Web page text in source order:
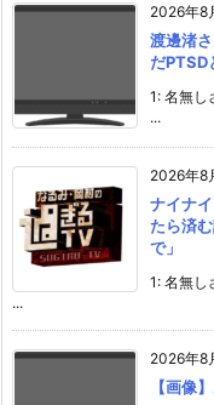
2026年8
渡邊渚
だPTSD
1: 名無
...
2026年8
ナイナ
たら済
で」
1: 名無
...
2026年8
【画像